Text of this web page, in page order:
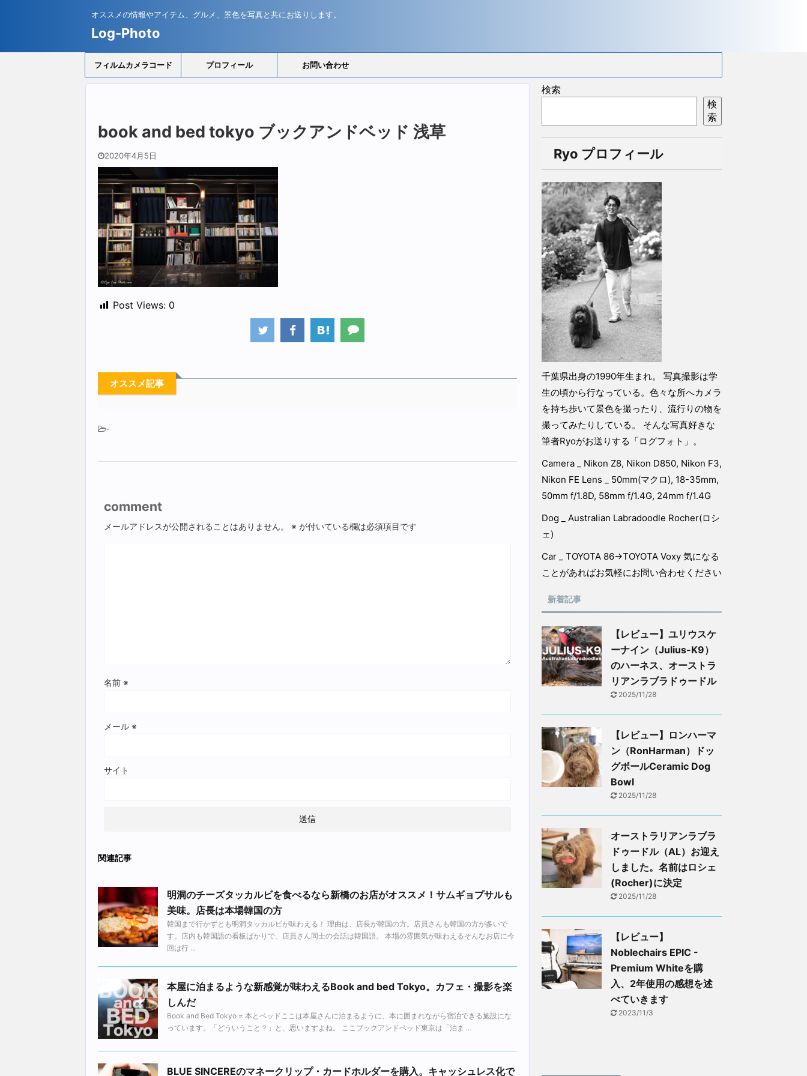
オススメの情報やアイテム、グルメ、景色を写真と共にお送りします。
Log-Photo
フィルムカメラコード プロフィール お問い合わせ
book and bed tokyo ブックアンドベッド 浅草
2020年4月5日
Post Views: 0
オススメ記事
-
comment
メールアドレスが公開されることはありません。 ※ が付いている欄は必須項目です
名前 ※
メール ※
サイト
関連記事
明洞のチーズタッカルビを食べるなら新橋のお店がオススメ！サムギョプサルも
美味。店長は本場韓国の方
韓国まで行かずとも明洞タッカルビが味わえる！ 理由は、店長が韓国の方。店員さんも韓国の方が多いで
す。店内も韓国語の看板ばかりで、店員さん同士の会話は韓国語。 本場の雰囲気が味わえるそんなお店に今
回は行 ...
本屋に泊まるような新感覚が味わえるBook and bed Tokyo。カフェ・撮影を楽
しんだ
Book and Bed Tokyo = 本とベッドここは本屋さんに泊まるように、本に囲まれながら宿泊できる施設にな
っています。「どういうこと？」と、思いますよね。 ここブックアンドベッド東京は「泊ま ...
BLUE SINCEREのマネークリップ・カードホルダーを購入。キャッシュレス化で
検索
検
索
Ryo プロフィール
千葉県出身の1990年生まれ。 写真撮影は学
生の頃から行なっている。色々な所へカメラ
を持ち歩いて景色を撮ったり、流行りの物を
撮ってみたりしている。 そんな写真好きな
筆者Ryoがお送りする「ログフォト」。
Camera _ Nikon Z8, Nikon D850, Nikon F3,
Nikon FE Lens _ 50mm(マクロ), 18-35mm,
50mm f/1.8D, 58mm f/1.4G, 24mm f/1.4G
Dog _ Australian Labradoodle Rocher(ロシ
ェ)
Car _ TOYOTA 86→TOYOTA Voxy 気になる
ことがあればお気軽にお問い合わせください
新着記事
【レビュー】ユリウスケ
ーナイン（Julius-K9）
のハーネス、オーストラ
リアンラブラドゥードル
2025/11/28
【レビュー】ロンハーマ
ン（RonHarman）ドッ
グボールCeramic Dog
Bowl
2025/11/28
オーストラリアンラブラ
ドゥードル（AL）お迎え
しました。名前はロシェ
(Rocher)に決定
2025/11/28
【レビュー】
Noblechairs EPIC -
Premium Whiteを購
入、2年使用の感想を述
べていきます
2023/11/3